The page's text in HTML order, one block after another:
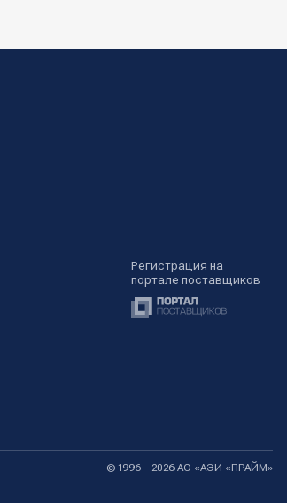
Регистрация на
портале поставщиков
© 1996 – 2026 АО «АЭИ «ПРАЙМ»